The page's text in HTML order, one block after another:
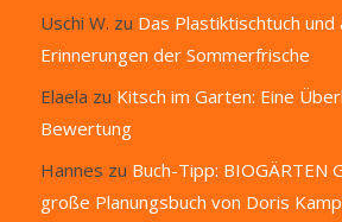
Uschi W. zu Das Plastiktischtuch und
Erinnerungen der Sommerfrische
Elaela zu Kitsch im Garten: Eine
Bewertung
Hannes zu Buch-Tipp: BIOGÄRTEN
große Planungsbuch von Doris